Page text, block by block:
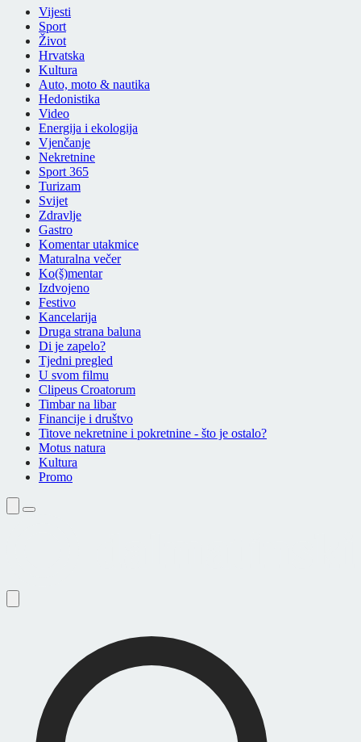
Vijesti
Sport
Život
Hrvatska
Kultura
Auto, moto & nautika
Hedonistika
Video
Energija i ekologija
Vjenčanje
Nekretnine
Sport 365
Turizam
Svijet
Zdravlje
Gastro
Komentar utakmice
Maturalna večer
Ko(š)mentar
Izdvojeno
Festivo
Kancelarija
Druga strana baluna
Di je zapelo?
Tjedni pregled
U svom filmu
Clipeus Croatorum
Timbar na libar
Financije i društvo
Titove nekretnine i pokretnine - što je ostalo?
Motus natura
Kultura
Promo